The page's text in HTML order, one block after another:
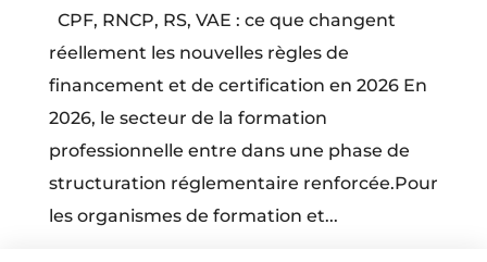
CPF, RNCP, RS, VAE : ce que changent
réellement les nouvelles règles de
financement et de certification en 2026 En
2026, le secteur de la formation
professionnelle entre dans une phase de
structuration réglementaire renforcée.Pour
les organismes de formation et...